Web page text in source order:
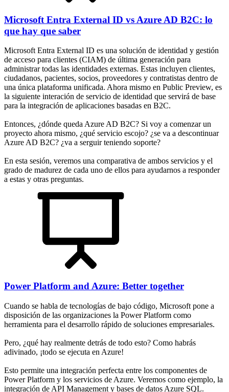
Microsoft Entra External ID vs Azure AD B2C: lo
que hay que saber
Microsoft Entra External ID es una solución de identidad y gestión
de acceso para clientes (CIAM) de última generación para
administrar todas las identidades externas. Estas incluyen clientes,
ciudadanos, pacientes, socios, proveedores y contratistas dentro de
una única plataforma unificada. Ahora mismo en Public Preview, es
la siguiente interación de servicio de identidad que servirá de base
para la integración de aplicaciones basadas en B2C.
Entonces, ¿dónde queda Azure AD B2C? Si voy a comenzar un
proyecto ahora mismo, ¿qué servicio escojo? ¿se va a descontinuar
Azure AD B2C? ¿va a serguir teniendo soporte?
En esta sesión, veremos una comparativa de ambos servicios y el
grado de madurez de cada uno de ellos para ayudarnos a responder
a estas y otras preguntas.
Power Platform and Azure: Better together
Cuando se habla de tecnologías de bajo código, Microsoft pone a
disposición de las organizaciones la Power Platform como
herramienta para el desarrollo rápido de soluciones empresariales.
Pero, ¿qué hay realmente detrás de todo esto? Como habrás
adivinado, ¡todo se ejecuta en Azure!
Esto permite una integración perfecta entre los componentes de
Power Platform y los servicios de Azure. Veremos como ejemplo, la
integración de API Management y bases de datos Azure SQL.